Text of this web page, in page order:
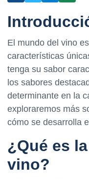
El mundo del vino
características
tenga su sabor
los sabores
determinante en la
exploraremos más
cómo se desarrolla
¿Qué es
vino?